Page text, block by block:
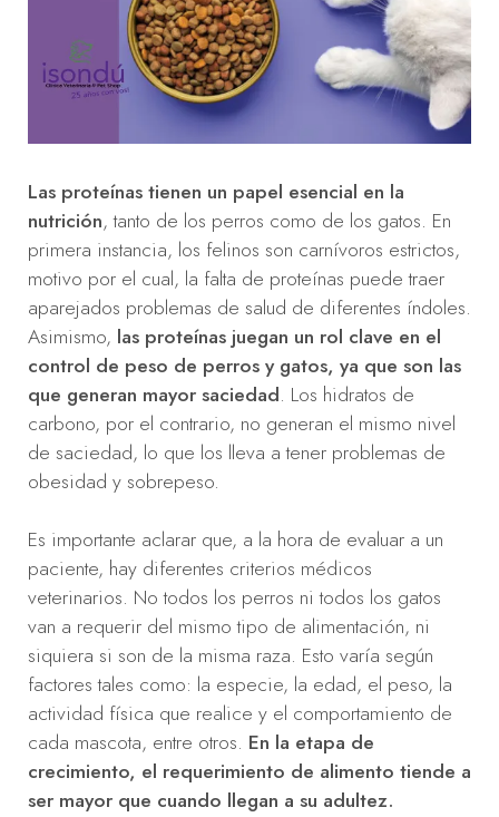
Las proteínas tienen un papel esencial en la
nutrición, tanto de los perros como de los gatos. En
primera instancia, los felinos son carnívoros estrictos,
motivo por el cual, la falta de proteínas puede traer
aparejados problemas de salud de diferentes índoles.
Asimismo, las proteínas juegan un rol clave en el
control de peso de perros y gatos, ya que son las
que generan mayor saciedad. Los hidratos de
carbono, por el contrario, no generan el mismo nivel
de saciedad, lo que los lleva a tener problemas de
obesidad y sobrepeso.
Es importante aclarar que, a la hora de evaluar a un
paciente, hay diferentes criterios médicos
veterinarios. No todos los perros ni todos los gatos
van a requerir del mismo tipo de alimentación, ni
siquiera si son de la misma raza. Esto varía según
factores tales como: la especie, la edad, el peso, la
actividad física que realice y el comportamiento de
cada mascota, entre otros. En la etapa de
crecimiento, el requerimiento de alimento tiende a
ser mayor que cuando llegan a su adultez.